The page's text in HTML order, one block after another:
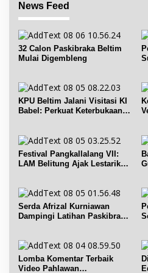
News Feed
32 Calon Paskibraka Beltim
Mulai Digembleng
KPU Beltim Jalani Visitasi KI
Babel: Perkuat Keterbukaan
Festival Pangkallalang VII:
LAM Belitung Ajak Lestarikan
Serda Afrizal Kurniawan
Dampingi Latihan Paskibra
Lomba Komentar Terbaik
Video Pahlawan